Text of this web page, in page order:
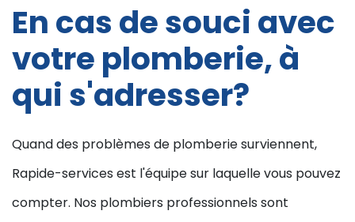
En cas de souci avec
votre plomberie, à
qui s'adresser?
Quand des problèmes de plomberie surviennent,
Rapide-services est l'équipe sur laquelle vous pouvez
compter. Nos plombiers professionnels sont